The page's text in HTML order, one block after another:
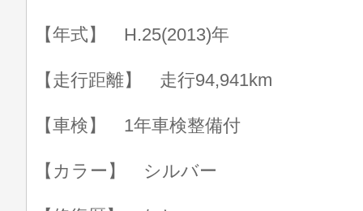
【年式】 H.25(2013)年
【走行距離】 走行94,941km
【車検】 1年車検整備付
【カラー】 シルバー